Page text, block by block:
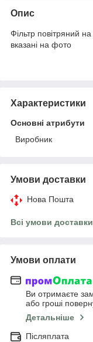
Опис
Фільтр повітряний
вказані на фото
Характеристики
Основні атрибути
Виробник
Умови доставки
Нова Пошта
Всі умови доставки
Умови оплати
Ви отримаєте
або гроші
Детальніше
Післяплата